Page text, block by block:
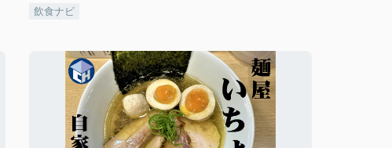
飲食ナビ